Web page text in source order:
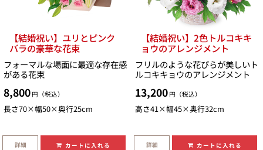
【結婚祝い】ユリとピンク
バラの豪華な花束
フォーマルな場面に最適な存在感
がある花束
8,800 円（税込）
長さ70×幅50×奥行25cm
詳細 カートに入れる
【結婚祝い】2色トルコキキ
ョウのアレンジメント
フリルのような花びらが美しいト
ルコキキョウのアレンジメント
13,200 円（税込）
高さ41×幅45×奥行32cm
詳細 カートに入れる